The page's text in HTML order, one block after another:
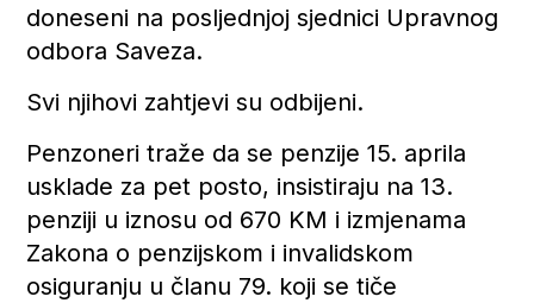
doneseni na posljednjoj sjednici Upravnog
odbora Saveza.
Svi njihovi zahtjevi su odbijeni.
Penzoneri traže da se penzije 15. aprila
usklade za pet posto, insistiraju na 13.
penziji u iznosu od 670 KM i izmjenama
Zakona o penzijskom i invalidskom
osiguranju u članu 79. koji se tiče